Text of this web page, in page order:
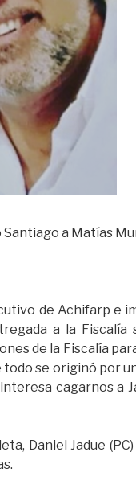
a Matías
de Achifarp e
a la Fiscalía
de la Fiscalía
se originó por
cagarnos a
Daniel Jadue